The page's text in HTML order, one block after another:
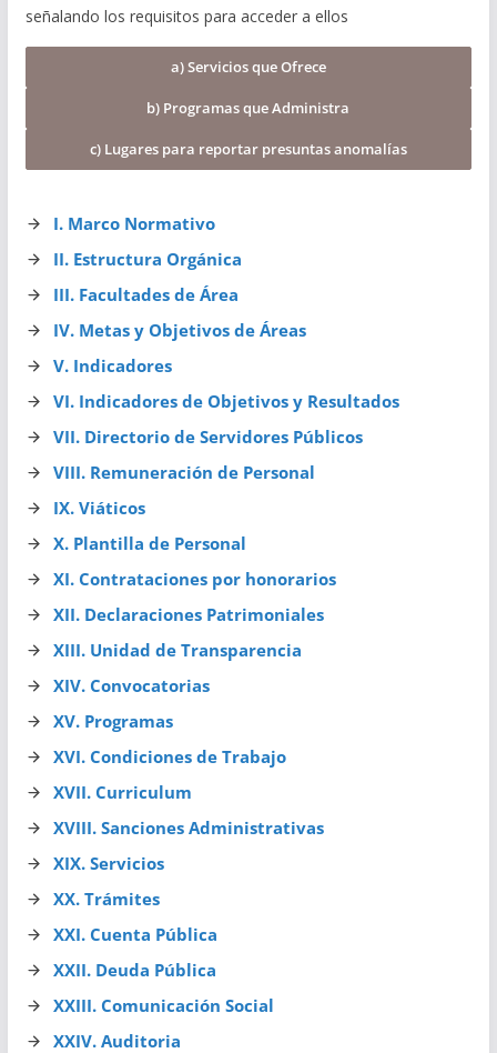
señalando los requisitos para acceder a ellos
a) Servicios que Ofrece
b) Programas que Administra
c) Lugares para reportar presuntas anomalías
I. Marco Normativo
II. Estructura Orgánica
III. Facultades de Área
IV. Metas y Objetivos de Áreas
V. Indicadores
VI. Indicadores de Objetivos y Resultados
VII. Directorio de Servidores Públicos
VIII. Remuneración de Personal
IX. Viáticos
X. Plantilla de Personal
XI. Contrataciones por honorarios
XII. Declaraciones Patrimoniales
XIII. Unidad de Transparencia
XIV. Convocatorias
XV. Programas
XVI. Condiciones de Trabajo
XVII. Curriculum
XVIII. Sanciones Administrativas
XIX. Servicios
XX. Trámites
XXI. Cuenta Pública
XXII. Deuda Pública
XXIII. Comunicación Social
XXIV. Auditoria